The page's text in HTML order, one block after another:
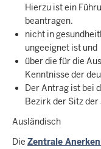
Hierzu ist ein
beantragen.
nicht in
ungeeignet ist und
über die für die
Kenntnisse der
Der Antrag ist bei
Bezirk der Sitz
Ausländisch
Die Zentrale